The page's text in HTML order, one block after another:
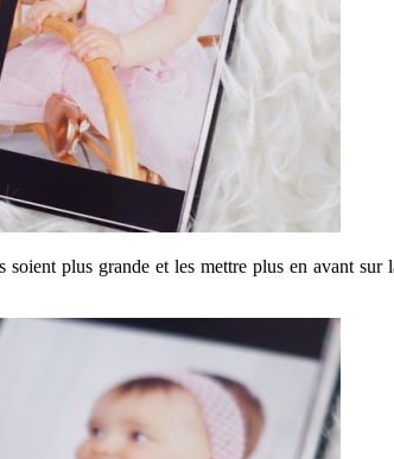
soient plus grande et les mettre plus en avant